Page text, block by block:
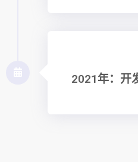
2021年：开